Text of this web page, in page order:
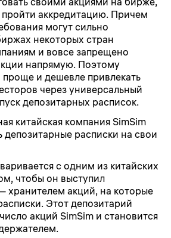
аккредитацию. Причем
могут сильно
некоторых стран
и вовсе запрещено
напрямую. Поэтому
проще и дешевле привлекать
через универсальный
депозитарных расписок.
китайская компания SimSim
депозитарные расписки на свои
с одним из китайских
чтобы он выступил
хранителем акций, на которые
Этот депозитарий
акций SimSim и становится